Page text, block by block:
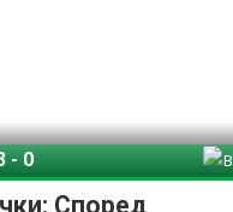
Според
-0